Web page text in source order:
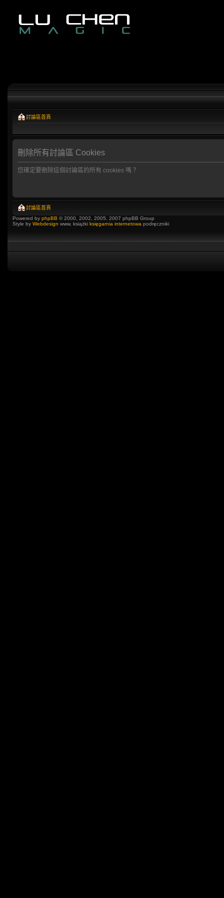
討論區首頁
刪除所有討論區 Cookies
您確定要刪除這個討論區的所有 cookies 嗎？
討論區首頁
Powered by phpBB © 2000, 2002, 2005, 2007 phpBB Group
Style by Webdesign www, książki księgarnia internetowa podręczniki